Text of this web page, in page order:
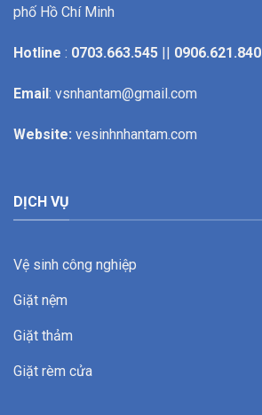
phố Hồ Chí Minh
Hotline : 0703.663.545 || 0906.621.840
Email: vsnhantam@gmail.com
Website: vesinhnhantam.com
DỊCH VỤ
Vệ sinh công nghiệp
Giặt nệm
Giặt thảm
Giặt rèm cửa